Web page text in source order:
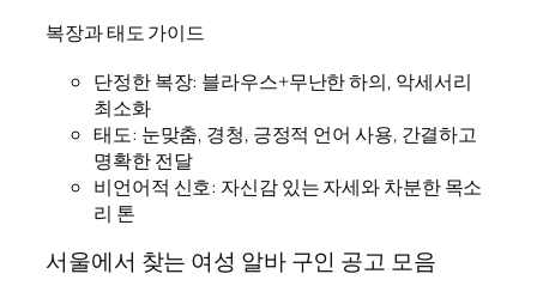
복장과 태도 가이드
단정한 복장: 블라우스+무난한 하의, 악세서리
최소화
태도: 눈맞춤, 경청, 긍정적 언어 사용, 간결하고
명확한 전달
비언어적 신호: 자신감 있는 자세와 차분한 목소
리 톤
서울에서 찾는 여성 알바 구인 공고 모음